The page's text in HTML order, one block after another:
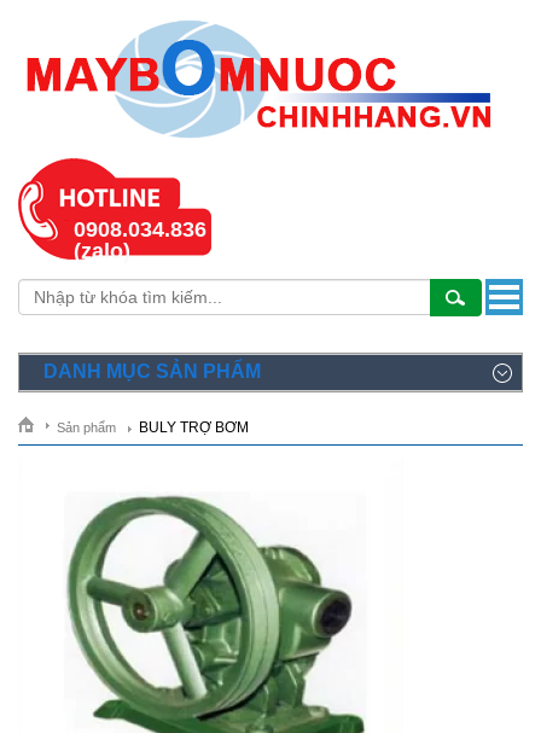
0908.034.836
(zalo)
DANH MỤC SẢN PHẨM
Sản phẩm BULY TRỢ BƠM